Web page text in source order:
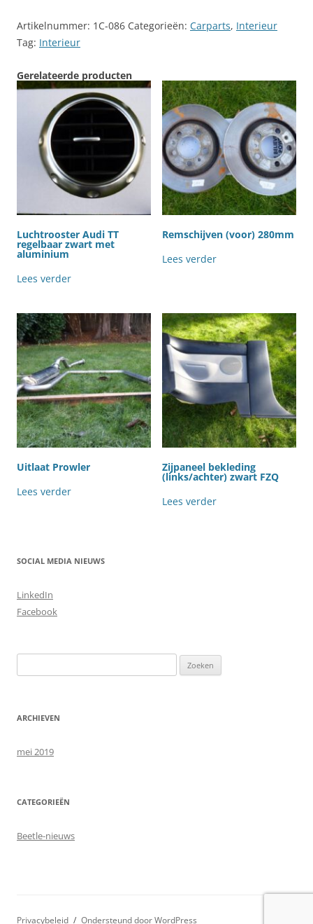
Artikelnummer: 1C-086 Categorieën: Carparts, Interieur
Tag: Interieur
Gerelateerde producten
Luchtrooster Audi TT
regelbaar zwart met
aluminium
Lees verder
Remschijven (voor) 280mm
Lees verder
Uitlaat Prowler
Lees verder
Zijpaneel bekleding
(links/achter) zwart FZQ
Lees verder
SOCIAL MEDIA NIEUWS
LinkedIn
Facebook
naar:
ARCHIEVEN
mei 2019
CATEGORIEËN
Beetle-nieuws
Privacybeleid Ondersteund door WordPress